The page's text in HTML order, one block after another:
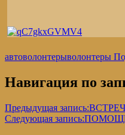
автоволонтерыволонтеры
Навигация по
Предыдущая запись:
Следующая запись: